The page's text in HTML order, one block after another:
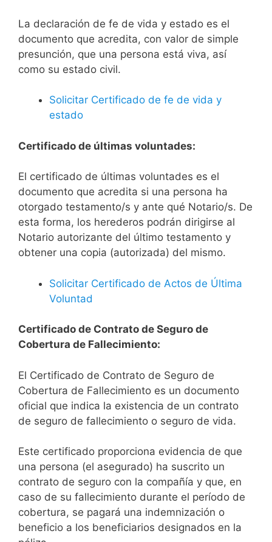
La declaración de fe de vida y estado es el
documento que acredita, con valor de simple
presunción, que una persona está viva, así
como su estado civil.
Solicitar Certificado de fe de vida y
estado
Certificado de últimas voluntades:
El certificado de últimas voluntades es el
documento que acredita si una persona ha
otorgado testamento/s y ante qué Notario/s. De
esta forma, los herederos podrán dirigirse al
Notario autorizante del último testamento y
obtener una copia (autorizada) del mismo.
Solicitar Certificado de Actos de Última
Voluntad
Certificado de Contrato de Seguro de
Cobertura de Fallecimiento:
El Certificado de Contrato de Seguro de
Cobertura de Fallecimiento es un documento
oficial que indica la existencia de un contrato
de seguro de fallecimiento o seguro de vida.
Este certificado proporciona evidencia de que
una persona (el asegurado) ha suscrito un
contrato de seguro con la compañía y que, en
caso de su fallecimiento durante el período de
cobertura, se pagará una indemnización o
beneficio a los beneficiarios designados en la